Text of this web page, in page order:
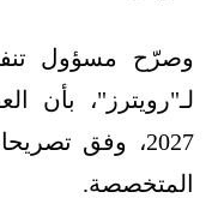
وصرّح مسؤول
لـ"رويترز"، بأن
2027، وفق
المتخصصة.